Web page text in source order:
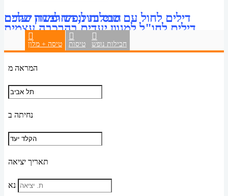
טיסה + מלון טיסות חבילות נופש
דילים לחו"ל למגוון יעדים בהרכבה עצמית
המראה מ
נחיתה ב
תאריך יציאה
נא
דילים לחול עם טוס בזול, החופשה שלכם
מתחילה כאן!
חבילות נופש למגוון יעדים